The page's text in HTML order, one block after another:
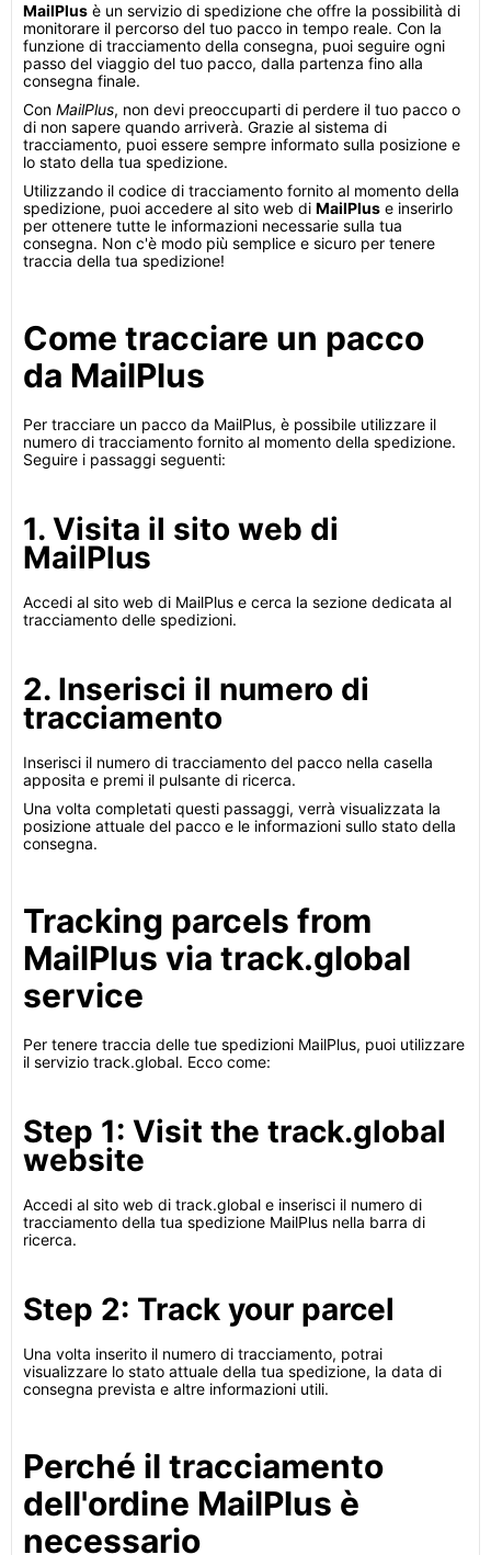
MailPlus è un servizio di spedizione che offre la possibilità di
monitorare il percorso del tuo pacco in tempo reale. Con la
funzione di tracciamento della consegna, puoi seguire ogni
passo del viaggio del tuo pacco, dalla partenza fino alla
consegna finale.
Con MailPlus, non devi preoccuparti di perdere il tuo pacco o
di non sapere quando arriverà. Grazie al sistema di
tracciamento, puoi essere sempre informato sulla posizione e
lo stato della tua spedizione.
Utilizzando il codice di tracciamento fornito al momento della
spedizione, puoi accedere al sito web di MailPlus e inserirlo
per ottenere tutte le informazioni necessarie sulla tua
consegna. Non c'è modo più semplice e sicuro per tenere
traccia della tua spedizione!
Come tracciare un pacco
da MailPlus
Per tracciare un pacco da MailPlus, è possibile utilizzare il
numero di tracciamento fornito al momento della spedizione.
Seguire i passaggi seguenti:
1. Visita il sito web di
MailPlus
Accedi al sito web di MailPlus e cerca la sezione dedicata al
tracciamento delle spedizioni.
2. Inserisci il numero di
tracciamento
Inserisci il numero di tracciamento del pacco nella casella
apposita e premi il pulsante di ricerca.
Una volta completati questi passaggi, verrà visualizzata la
posizione attuale del pacco e le informazioni sullo stato della
consegna.
Tracking parcels from
MailPlus via track.global
service
Per tenere traccia delle tue spedizioni MailPlus, puoi utilizzare
il servizio track.global. Ecco come:
Step 1: Visit the track.global
website
Accedi al sito web di track.global e inserisci il numero di
tracciamento della tua spedizione MailPlus nella barra di
ricerca.
Step 2: Track your parcel
Una volta inserito il numero di tracciamento, potrai
visualizzare lo stato attuale della tua spedizione, la data di
consegna prevista e altre informazioni utili.
Perché il tracciamento
dell'ordine MailPlus è
necessario